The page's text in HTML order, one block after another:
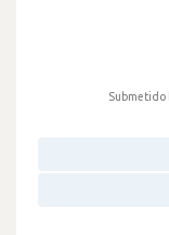
Submetido